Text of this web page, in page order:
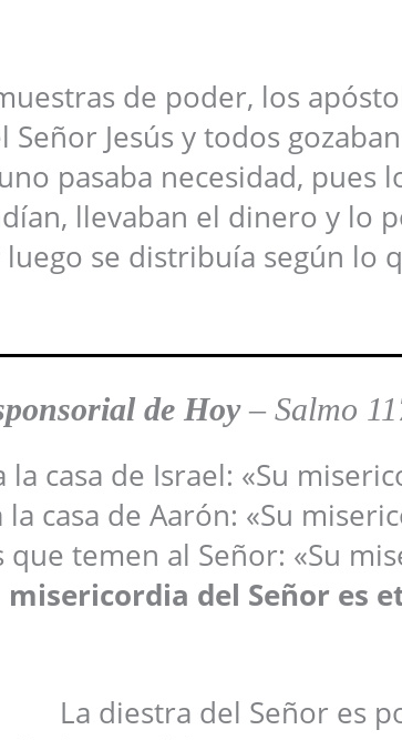
de poder, los
Señor Jesús y todos
pasaba necesidad, pues
llevaban el dinero y lo
se distribuía según lo
l de Hoy– Salmo
la casa de Israel: «Su
la casa de Aarón: «Su
que temen al Señor: «Su
misericordia del Señor es
La diestra del Señor es